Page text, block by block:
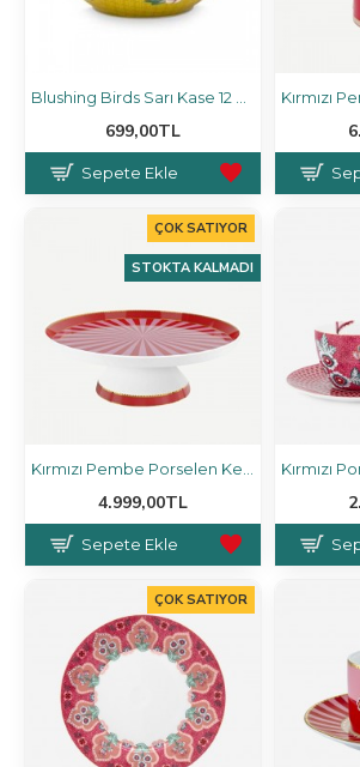
699,00TL
Sepete Ekle
ÇOK SATIYOR
STOKTA KALMADI
4.999,00TL
Sepete Ekle
ÇOK SATIYOR